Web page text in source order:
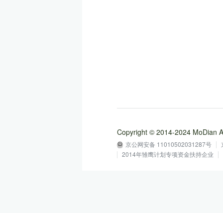
Copyright © 2014-2024 MoDian
京公网安备 11010502031287号
2014年雏鹰计划专项资金扶持企业